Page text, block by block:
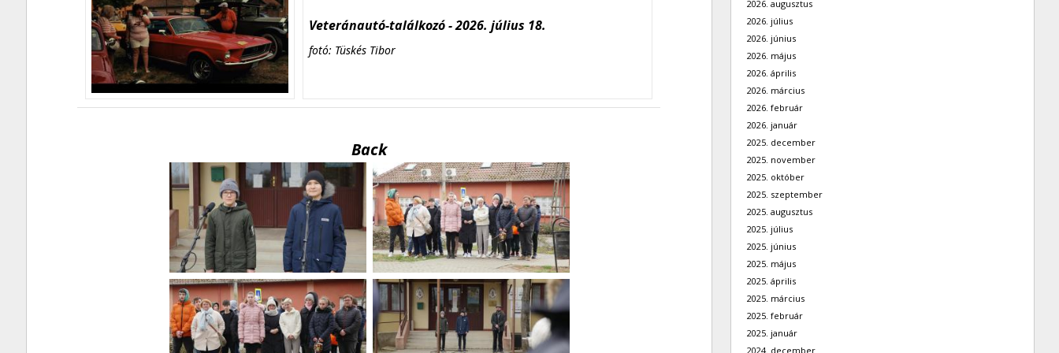
Veteránautó-találkozó - 2026. július 18.
fotó: Tüskés Tibor
Back
2026. augusztus
2026. július
2026. június
2026. május
2026. április
2026. március
2026. február
2026. január
2025. december
2025. november
2025. október
2025. szeptember
2025. augusztus
2025. július
2025. június
2025. május
2025. április
2025. március
2025. február
2025. január
2024. december